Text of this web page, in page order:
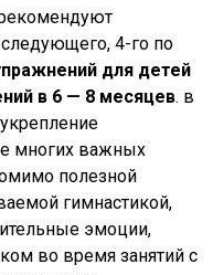
4-го по
для детей
в 6 — 8 месяцев. в
многих важных
полезной
гимнастикой,
эмоции,
во время занятий с